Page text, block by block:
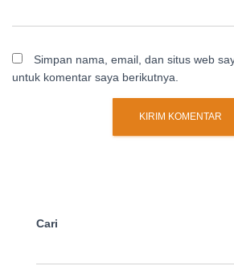
Simpan nama, email, dan situs web
untuk komentar saya berikutnya.
Cari